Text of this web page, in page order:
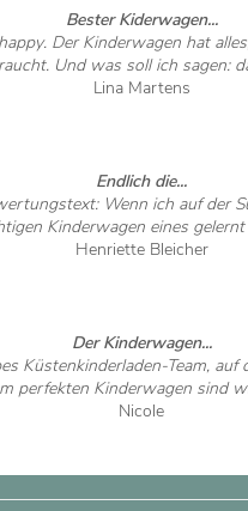
Bester Kiderwagen...
Der Kinderwagen hat
Und was soll ich sagen:
Lina Martens
Endlich die...
Wenn ich auf der
Kinderwagen eines gelernt
Henriette Bleicher
Der Kinderwagen...
Küstenkinderladen-Team, auf
perfekten Kinderwagen sind
Nicole